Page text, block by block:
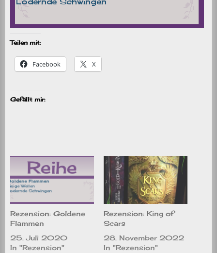
Teilen mit:
Facebook X
Gefällt mir:
Rezension: Goldene
Flammen
25. Juli 2020
In "Rezension"
Rezension: King of
Scars
28. November 2022
In "Rezension"